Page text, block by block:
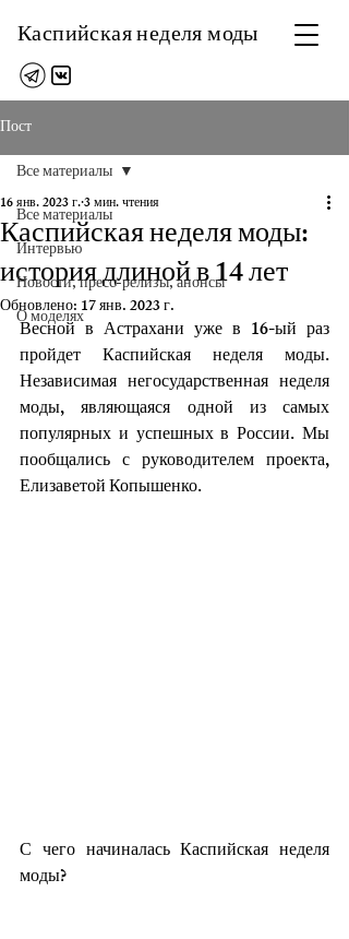
Каспийская неделя моды
Пост
Все материалы
Интервью
Новости, пресс-релизы, анонсы
О моделях
Все материалы
Каспийская неделя моды:
история длиной в 14 лет
16 янв. 2023 г.3 мин. чтения
Обновлено:17 янв. 2023 г.
Весной в Астрахани уже в 16-ый раз
пройдет Каспийская неделя моды.
Независимая негосударственная неделя
моды, являющаяся одной из самых
популярных и успешных в России. Мы
пообщались с руководителем проекта,
Елизаветой Копышенко.
С чего начиналась Каспийская неделя
моды?